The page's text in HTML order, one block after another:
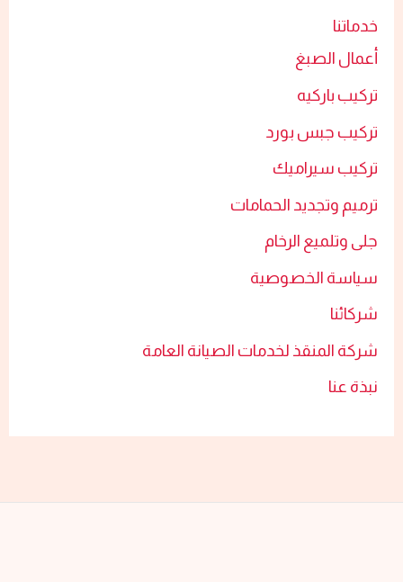
خدماتنا
أعمال الصبغ​
تركيب باركيه
تركيب جبس بورد​
تركيب سيراميك​
ترميم وتجديد الحمامات​
جلى وتلميع الرخام​
سياسة الخصوصية
شركائنا
شركة المنقذ لخدمات الصيانة العامة
نبذة عنا